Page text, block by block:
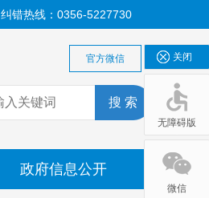
纠错热线：0356-5227730
官方微信
政府信息公开
关闭
无障碍版
无障碍版
微信